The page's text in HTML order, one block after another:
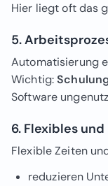
Hier liegt oft das
5.
Automatisierung
Wichtig:
Software
6. Flexibles
Flexible Zeiten
reduzieren